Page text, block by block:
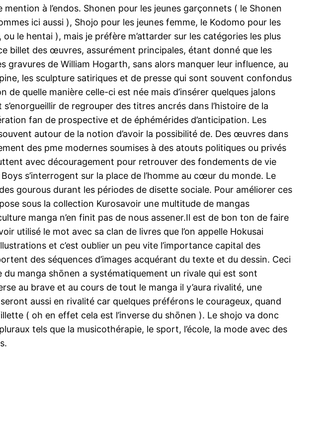
à l’endos. Shonen pour les jeunes garçonnets ( le Shonen
ici aussi ), Shojo pour les jeunes femme, le Kodomo pour les
le hentai ), mais je préfère m’attarder sur les catégories les plus
billet des œuvres, assurément principales, étant donné que les
gravures de William Hogarth, sans alors manquer leur influence, au
les sculpture satiriques et de presse qui sont souvent confondus
de quelle manière celle-ci est née mais d’insérer quelques jalons
de regrouper des titres ancrés dans l’histoire de la
fan de prospective et de éphémérides d’anticipation. Les
autour de la notion d’avoir la possibilité de. Des œuvres dans
des pme modernes soumises à des atouts politiques ou privés
avec découragement pour retrouver des fondements de vie
s’interrogent sur la place de l’homme au cœur du monde. Le
gourous durant les périodes de disette sociale. Pour améliorer ces
sous la collection Kurosavoir une multitude de mangas
manga n’en finit pas de nous assener.Il est de bon ton de faire
utilisé le mot avec sa clan de livres que l’on appelle Hokusai
et c’est oublier un peu vite l’importance capital des
des séquences d’images acquérant du texte et du dessin. Ceci
du manga shōnen a systématiquement un rivale qui est sont
au brave et au cours de tout le manga il y’aura rivalité, une
aussi en rivalité car quelques préférons le courageux, quand
( oh en effet cela est l’inverse du shōnen ). Le shojo va donc
tels que la musicothérapie, le sport, l’école, la mode avec des